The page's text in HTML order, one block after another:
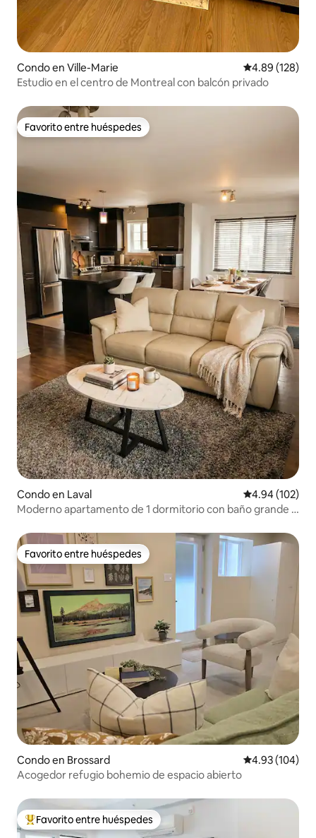
Condo en Ville-Marie Calificación
4.89 (128)
Estudio en el centro de Montreal con balcón privado
Favorito entre huéspedes
Favorito entre huéspedes
Condo en Laval Calificación
4.94 (102)
Moderno apartamento de 1 dormitorio con baño grande |
Favorito entre huéspedes
Favorito entre huéspedes
Condo en Brossard Calificación
4.93 (104)
Acogedor refugio bohemio de espacio abierto
Favorito entre huéspedes preferido
Favorito entre huéspedes